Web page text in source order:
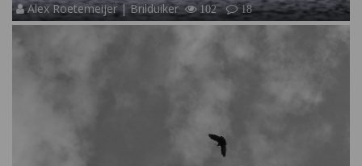
Alex Roetemeijer | Brilduiker 102 18